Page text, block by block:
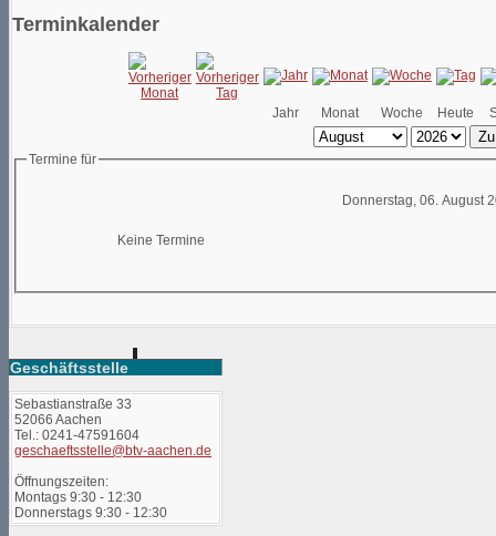
Terminkalender
Jahr Monat Woche Heute
Termine für
Donnerstag, 06. August
Keine Termine
Geschäftsstelle
Sebastianstraße 33
52066 Aachen
Tel.: 0241-47591604
geschaeftsstelle@btv-aachen.de
Öffnungszeiten:
Montags 9:30 - 12:30
Donnerstags 9:30 - 12:30